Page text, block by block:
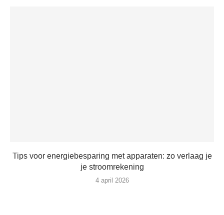
Tips voor energiebesparing met apparaten: zo verlaag je
je stroomrekening
4 april 2026